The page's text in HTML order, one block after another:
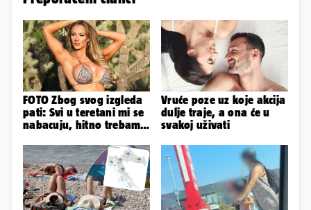
FOTO Zbog svog izgleda
pati: Svi u teretani mi se
nabacuju, hitno trebam
Vruće poze uz koje akcija
dulje traje, a ona će u
svakoj uživati